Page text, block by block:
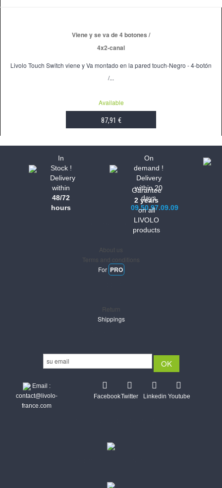
Viene y se va de 4 botones /
4x2-canal
Livolo Touch Switch viene y Va montado en la pared touch-Negro - 4-botón
/...
Available
87,91 €
In
Stock !
Delivery
within
48/72
hours
On
demand !
Delivery
within 20
days
09.50.97.09.09
Garantee
2 years
on all
LIVOLO
products
About us
Terms and conditions
For PRO
Return
Shippings
Email :
contact@livolo-
france.com
FacebookTwitter Linkedin Youtube